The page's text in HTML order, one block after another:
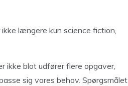
længere kun science fiction,
ikke blot udfører flere opgaver,
sig vores behov. Spørgsmålet